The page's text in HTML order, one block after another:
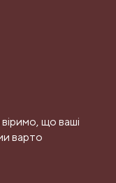
що ваші
варто